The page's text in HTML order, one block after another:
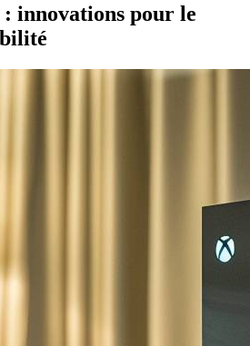
innovations pour le